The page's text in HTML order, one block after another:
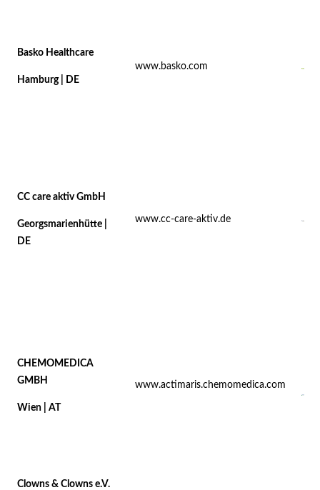
Basko Healthcare
Hamburg | DE
www.basko.com
CC care aktiv GmbH
Georgsmarienhütte |
DE
www.cc-care-aktiv.de
CHEMOMEDICA
GMBH
Wien | AT
www.actimaris.chemomedica.com
Clowns & Clowns e.V.